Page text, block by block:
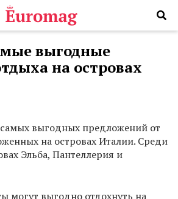
выгодные
на островах
самых выгодных предложений от
на островах Италии. Среди
Эльба, Пантеллерия и
могут выгодно отдохнуть на